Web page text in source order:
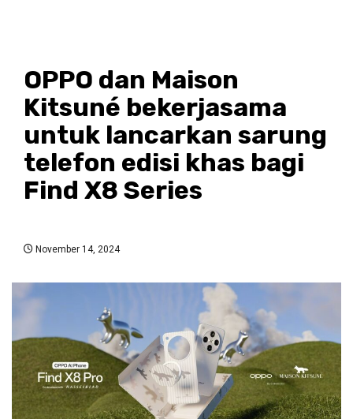
OPPO dan Maison
Kitsuné bekerjasama
untuk lancarkan sarung
telefon edisi khas bagi
Find X8 Series
November 14, 2024